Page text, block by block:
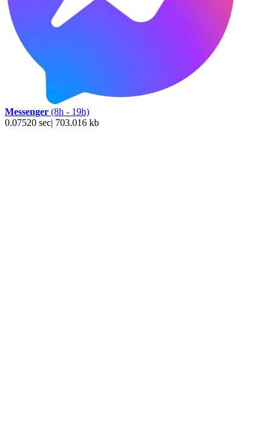
Messenger (8h - 19h)
0.07520 sec| 703.016 kb